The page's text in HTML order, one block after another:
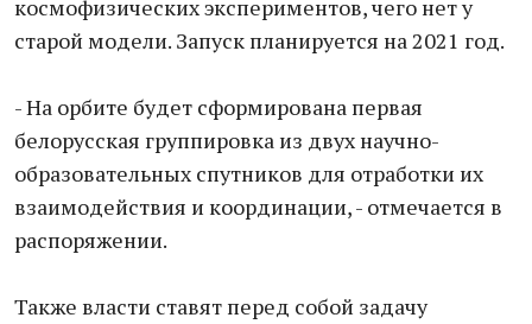
космофизических экспериментов, чего нет у
старой модели. Запуск планируется на 2021 год.
- На орбите будет сформирована первая
белорусская группировка из двух научно-
образовательных спутников для отработки их
взаимодействия и координации, - отмечается в
распоряжении.
Также власти ставят перед собой задачу